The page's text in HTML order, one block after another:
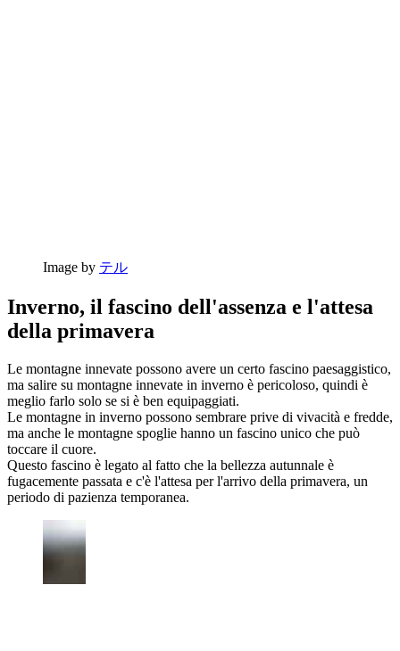
Image by テル
Inverno, il fascino dell'assenza e l'attesa
della primavera
Le montagne innevate possono avere un certo fascino paesaggistico,
ma salire su montagne innevate in inverno è pericoloso, quindi è
meglio farlo solo se si è ben equipaggiati.
Le montagne in inverno possono sembrare prive di vivacità e fredde,
ma anche le montagne spoglie hanno un fascino unico che può
toccare il cuore.
Questo fascino è legato al fatto che la bellezza autunnale è
fugacemente passata e c'è l'attesa per l'arrivo della primavera, un
periodo di pazienza temporanea.